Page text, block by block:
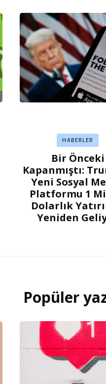
HABERLER
Bir Önceki
Kapanmıştı:
Yeni Sosyal
Platformu 1
Dolarlık
Yeniden
Popüler